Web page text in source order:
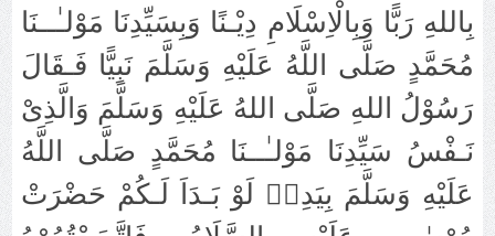
بِاللهِ رَبًّا وَبِالْاِسْلَامِ دِيْـنًا وَبِسَيِّدِنَا مَوْلـٰــنَا
مُحَمَّدٍ صَلَّى اللَّهُ عَلَيْهِ وَسَلَّمَ نَبِيًّا فَـقَالَ
رَسُوْلُ اللهِ صَلَّى اللهُ عَلَيْهِ وَسَلَّمَ وَالَّذِىْ
نَـفْسُ سَيِّدِنَا مَوْلـٰــنَا مُحَمَّدٍ صَلَّى اللَّهُ
عَلَيْهِ وَسَلَّمَ بِيَدِهٖ لَوْ بَـدَاَ لَـكُمْ حَضْرَتْ